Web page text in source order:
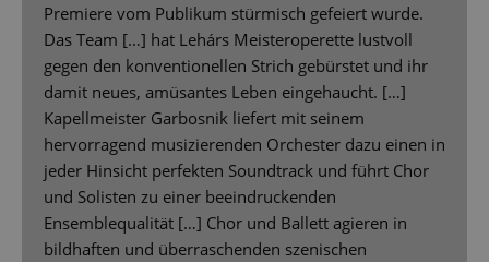
Premiere vom Publikum stürmisch gefeiert wurde.
Das Team […] hat Lehárs Meisteroperette lustvoll
gegen den konventionellen Strich gebürstet und ihr
damit neues, amüsantes Leben eingehaucht. […]
Kapellmeister Garbosnik liefert mit seinem
hervorragend musizierenden Orchester dazu einen in
jeder Hinsicht perfekten Soundtrack und führt Chor
und Solisten zu einer beeindruckenden
Ensemblequalität […] Chor und Ballett agieren in
bildhaften und überraschenden szenischen